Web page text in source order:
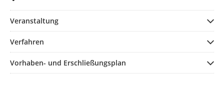
Veranstaltung
Verfahren
Vorhaben- und Erschließungsplan